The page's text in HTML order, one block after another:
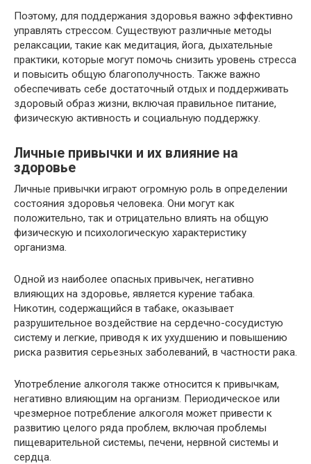
Поэтому, для поддержания здоровья важно эффективно
управлять стрессом. Существуют различные методы
релаксации, такие как медитация, йога, дыхательные
практики, которые могут помочь снизить уровень стресса
и повысить общую благополучность. Также важно
обеспечивать себе достаточный отдых и поддерживать
здоровый образ жизни, включая правильное питание,
физическую активность и социальную поддержку.
Личные привычки и их влияние на
здоровье
Личные привычки играют огромную роль в определении
состояния здоровья человека. Они могут как
положительно, так и отрицательно влиять на общую
физическую и психологическую характеристику
организма.
Одной из наиболее опасных привычек, негативно
влияющих на здоровье, является курение табака.
Никотин, содержащийся в табаке, оказывает
разрушительное воздействие на сердечно-сосудистую
систему и легкие, приводя к их ухудшению и повышению
риска развития серьезных заболеваний, в частности рака.
Употребление алкоголя также относится к привычкам,
негативно влияющим на организм. Периодическое или
чрезмерное потребление алкоголя может привести к
развитию целого ряда проблем, включая проблемы
пищеварительной системы, печени, нервной системы и
сердца.